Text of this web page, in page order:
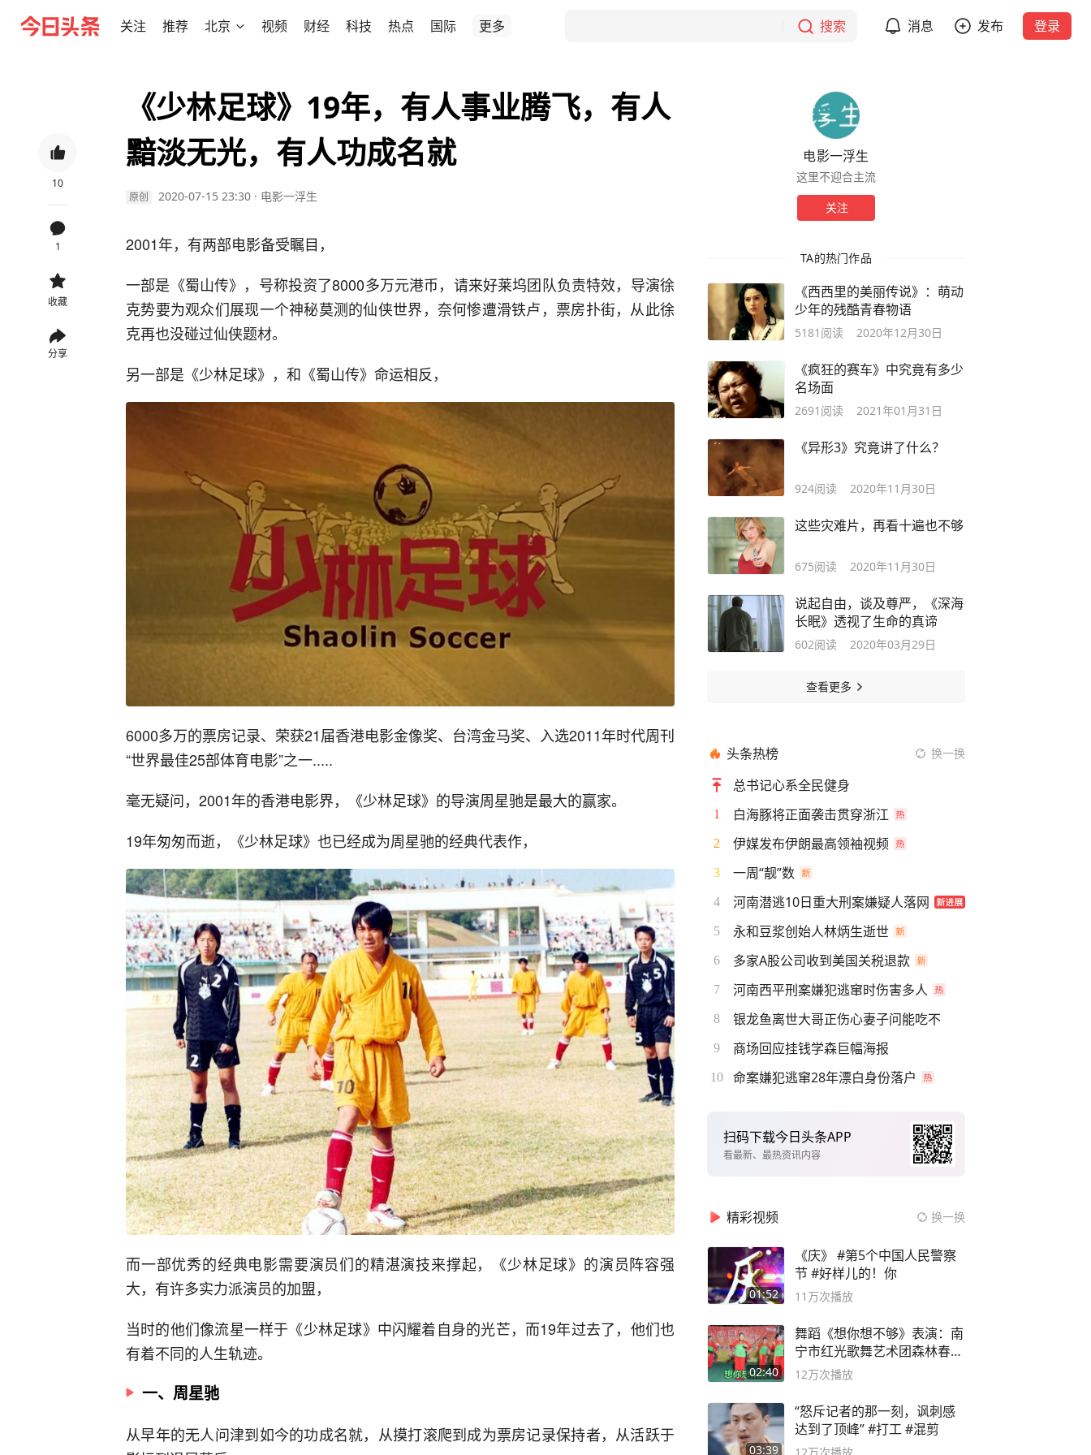
关注 推荐 北京 视频 财经 科技 热点 国际 更多 搜索 消息 发布 登录
10
1
收藏
分享
《少林足球》19年，有人事业腾飞，有人
黯淡无光，有人功成名就
原创 2020-07-15 23:30 · 电影一浮生
2001年，有两部电影备受瞩目，
一部是《蜀山传》，号称投资了8000多万元港币，请来好莱坞团队负责特效，导演徐
克势要为观众们展现一个神秘莫测的仙侠世界，奈何惨遭滑铁卢，票房扑街，从此徐
克再也没碰过仙侠题材。
另一部是《少林足球》，和《蜀山传》命运相反，
6000多万的票房记录、荣获21届香港电影金像奖、台湾金马奖、入选2011年时代周刊
“世界最佳25部体育电影”之一.....
毫无疑问，2001年的香港电影界，《少林足球》的导演周星驰是最大的赢家。
19年匆匆而逝，《少林足球》也已经成为周星驰的经典代表作，
而一部优秀的经典电影需要演员们的精湛演技来撑起，《少林足球》的演员阵容强
大，有许多实力派演员的加盟，
当时的他们像流星一样于《少林足球》中闪耀着自身的光芒，而19年过去了，他们也
有着不同的人生轨迹。
一、周星驰
从早年的无人问津到如今的功成名就，从摸打滚爬到成为票房记录保持者，从活跃于
电影一浮生
这里不迎合主流
关注
TA的热门作品
《西西里的美丽传说》：萌动
少年的残酷青春物语
5181 阅读 2020年12月30日
《疯狂的赛车》中究竟有多少
名场面
2691 阅读 2021年01月31日
《异形3》究竟讲了什么？
924阅读 2020年11月30日
这些灾难片，再看十遍也不够
675阅读 2020年11月30日
说起自由，谈及尊严，《深海
长眠》透视了生命的真谛
602阅读 2020年03月29日
查看更多
头条热榜 换一换
总书记心系全民健身
1 白海豚将正面袭击贯穿浙江
2 伊媒发布伊朗最高领袖视频
3 一周“靓”数
4 河南潜逃10日重大刑案嫌疑人落网
5 永和豆浆创始人林炳生逝世
6 多家A股公司收到美国关税退款
7 河南西平刑案嫌犯逃窜时伤害多人
8 银龙鱼离世大哥正伤心妻子问能吃不
9 商场回应挂钱学森巨幅海报
10 命案嫌犯逃窜28年漂白身份落户
扫码下载今日头条APP
看最新、最热资讯内容
精彩视频 换一换
01:52
《庆》 #第5个中国人民警察
节 #好样儿的！你
11万次播放
02:40
舞蹈《想你想不够》表演：南
宁市红光歌舞艺术团森林春红
舞蹈队。
12万次播放
03:39
“怒斥记者的那一刻，讽刺感
达到了顶峰” #打工 #混剪